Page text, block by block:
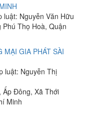
luật: Nguyễn Văn Hữu
Thọ Hoà, Quận
MẠI GIA PHÁT SÀI
luật: Nguyễn Thị
Đông, Xã Thới
Minh